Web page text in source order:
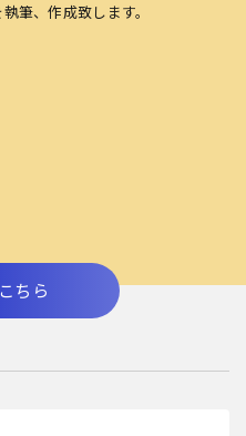
筆、作成致します。
ちら